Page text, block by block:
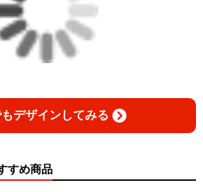
画:スケッチ&塗り絵ver.>
ッズカタログ-
作成＞
ケル
カタログ>
＿＿＿＿＿＿＿＿＿＿＿＿
<デザイン画集:BEST版>
々風 猛 -リリカゼタケル
デザインしてみる
すめ商品